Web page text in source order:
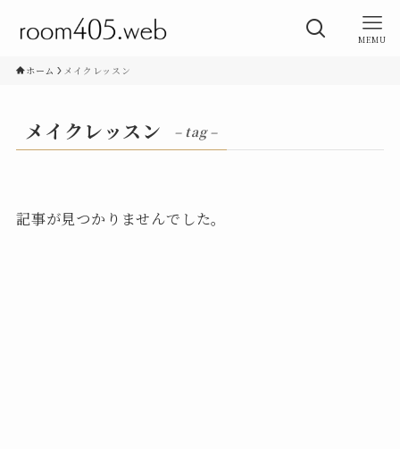
MEMU
ホーム メイクレッスン
メイクレッスン – tag –
記事が見つかりませんでした。